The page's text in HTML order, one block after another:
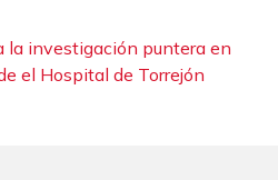
la investigación puntera en
el Hospital de Torrejón